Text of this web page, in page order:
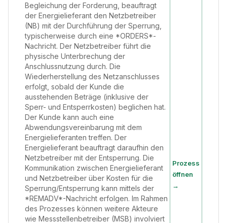
Begleichung der Forderung, beauftragt
der Energielieferant den Netzbetreiber
(NB) mit der Durchführung der Sperrung,
typischerweise durch eine *ORDERS*-
Nachricht. Der Netzbetreiber führt die
physische Unterbrechung der
Anschlussnutzung durch. Die
Wiederherstellung des Netzanschlusses
erfolgt, sobald der Kunde die
ausstehenden Beträge (inklusive der
Sperr- und Entsperrkosten) beglichen hat.
Der Kunde kann auch eine
Abwendungsvereinbarung mit dem
Energielieferanten treffen. Der
Energielieferant beauftragt daraufhin den
Netzbetreiber mit der Entsperrung. Die
Kommunikation zwischen Energielieferant
und Netzbetreiber über Kosten für die
Sperrung/Entsperrung kann mittels der
*REMADV*-Nachricht erfolgen. Im Rahmen
des Prozesses können weitere Akteure
wie Messstellenbetreiber (MSB) involviert
Prozess
öffnen
→